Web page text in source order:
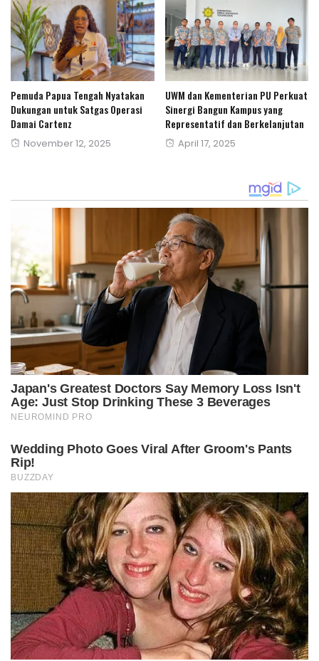
Pemuda Papua Tengah Nyatakan
Dukungan untuk Satgas Operasi
Damai Cartenz
Posted
November 12, 2025
UWM dan Kementerian PU Perkuat
Sinergi Bangun Kampus yang
Representatif dan Berkelanjutan
Posted
April 17, 2025